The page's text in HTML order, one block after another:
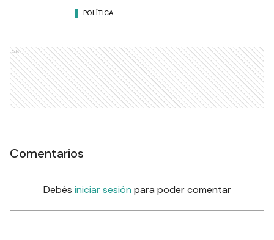
POLÍTICA
Ads
Comentarios
Debés iniciar sesión para poder comentar